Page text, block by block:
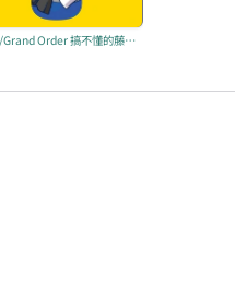
Fate/Grand Order 搞不懂的藤丸立香